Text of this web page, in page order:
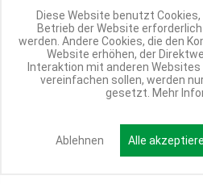
Kundenservice/Widerruf
Diese Website benutzt
Betrieb der Website
werden. Andere Cookies, die den
Website erhöhen, der
Interaktion mit anderen
vereinfachen sollen, werden
gesetzt. Mehr
Ablehnen Alle